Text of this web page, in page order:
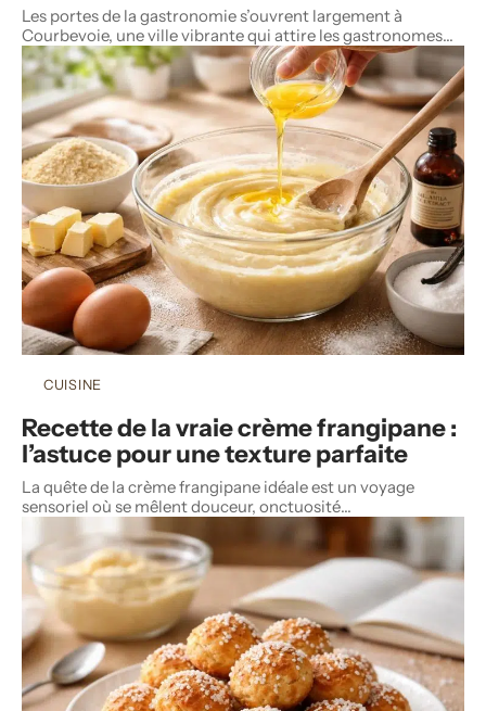
Les portes de la gastronomie s’ouvrent largement à
Courbevoie, une ville vibrante qui attire les gastronomes…
CUISINE
Recette de la vraie crème frangipane :
l’astuce pour une texture parfaite
La quête de la crème frangipane idéale est un voyage
sensoriel où se mêlent douceur, onctuosité…